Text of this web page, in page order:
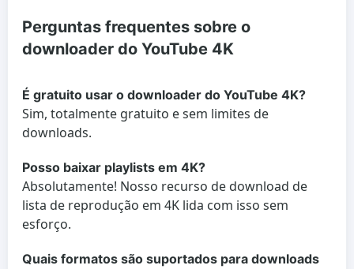
Perguntas frequentes sobre o
downloader do YouTube 4K
É gratuito usar o downloader do YouTube 4K?
Sim, totalmente gratuito e sem limites de
downloads.
Posso baixar playlists em 4K?
Absolutamente! Nosso recurso de download de
lista de reprodução em 4K lida com isso sem
esforço.
Quais formatos são suportados para downloads